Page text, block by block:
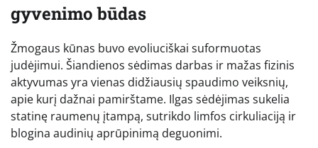
gyvenimo būdas
Žmogaus kūnas buvo evoliuciškai suformuotas
judėjimui. Šiandienos sėdimas darbas ir mažas fizinis
aktyvumas yra vienas didžiausių spaudimo veiksnių,
apie kurį dažnai pamirštame. Ilgas sėdėjimas sukelia
statinę raumenų įtampą, sutrikdo limfos cirkuliaciją ir
blogina audinių aprūpinimą deguonimi.